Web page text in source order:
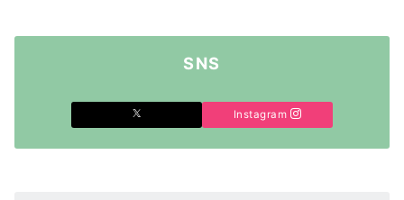
SNS
Instagram